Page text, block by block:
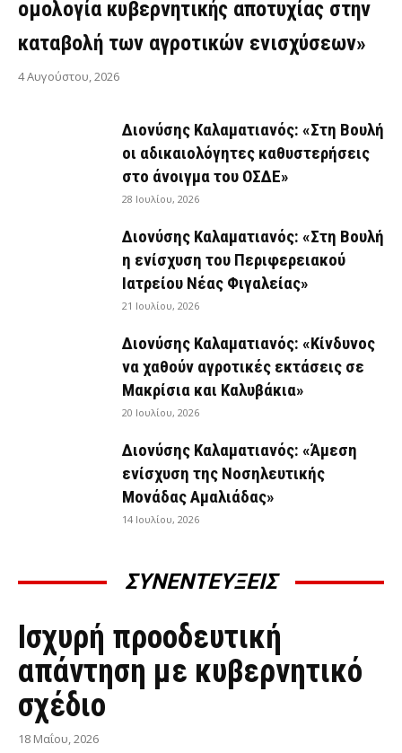
ομολογία κυβερνητικής αποτυχίας στην
καταβολή των αγροτικών ενισχύσεων»
4 Αυγούστου, 2026
Διονύσης Καλαματιανός: «Στη Βουλή
οι αδικαιολόγητες καθυστερήσεις
στο άνοιγμα του ΟΣΔΕ»
28 Ιουλίου, 2026
Διονύσης Καλαματιανός: «Στη Βουλή
η ενίσχυση του Περιφερειακού
Ιατρείου Νέας Φιγαλείας»
21 Ιουλίου, 2026
Διονύσης Καλαματιανός: «Κίνδυνος
να χαθούν αγροτικές εκτάσεις σε
Μακρίσια και Καλυβάκια»
20 Ιουλίου, 2026
Διονύσης Καλαματιανός: «Άμεση
ενίσχυση της Νοσηλευτικής
Μονάδας Αμαλιάδας»
14 Ιουλίου, 2026
ΣΥΝΕΝΤΕΥΞΕΙΣ
ΣΥΝΕΝΤΕΎΞΕΙΣ
Ισχυρή προοδευτική
απάντηση με κυβερνητικό
σχέδιο
18 Μαΐου, 2026